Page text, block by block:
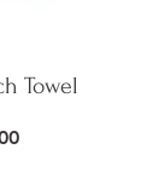
Towel